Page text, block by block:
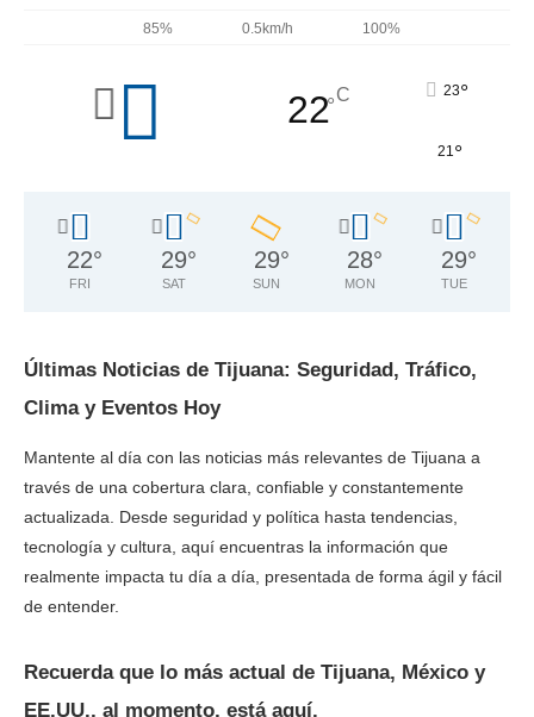
85% 0.5km/h 100%
22°C 23°
21°
22°
FRI
29°
SAT
29°
SUN
28°
MON
29°
TUE
Últimas Noticias de Tijuana: Seguridad, Tráfico,
Clima y Eventos Hoy
Mantente al día con las noticias más relevantes de Tijuana a
través de una cobertura clara, confiable y constantemente
actualizada. Desde seguridad y política hasta tendencias,
tecnología y cultura, aquí encuentras la información que
realmente impacta tu día a día, presentada de forma ágil y fácil
de entender.
Recuerda que lo más actual de Tijuana, México y
EE.UU., al momento, está aquí.